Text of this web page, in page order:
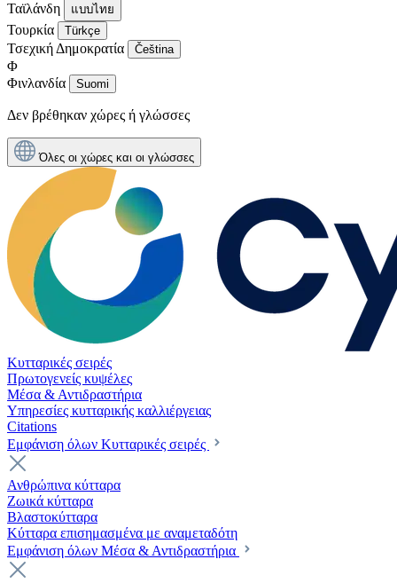
Ταϊλάνδη แบบไทย
Τουρκία Türkçe
Τσεχική Δημοκρατία Čeština
Φ
Φινλανδία
Suomi
Δεν βρέθηκαν χώρες ή γλώσσες
Όλες οι χώρες και οι γλώσσες
Κυτταρικές σειρές
Πρωτογενείς κυψέλες
Μέσα & Αντιδραστήρια
Υπηρεσίες κυτταρικής καλλιέργειας
Citations
Εμφάνιση όλων Κυτταρικές σειρές
Ανθρώπινα κύτταρα
Ζωικά κύτταρα
Βλαστοκύτταρα
Κύτταρα επισημασμένα με αναμεταδότη
Εμφάνιση όλων Μέσα & Αντιδραστήρια